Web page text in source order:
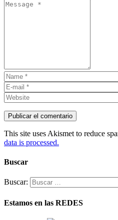
This site uses Akismet to reduce
data is processed.
Buscar
Buscar:
Estamos en las REDES